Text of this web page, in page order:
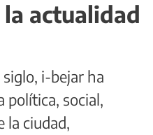
actualidad
i-bejar ha
política, social,
la ciudad,